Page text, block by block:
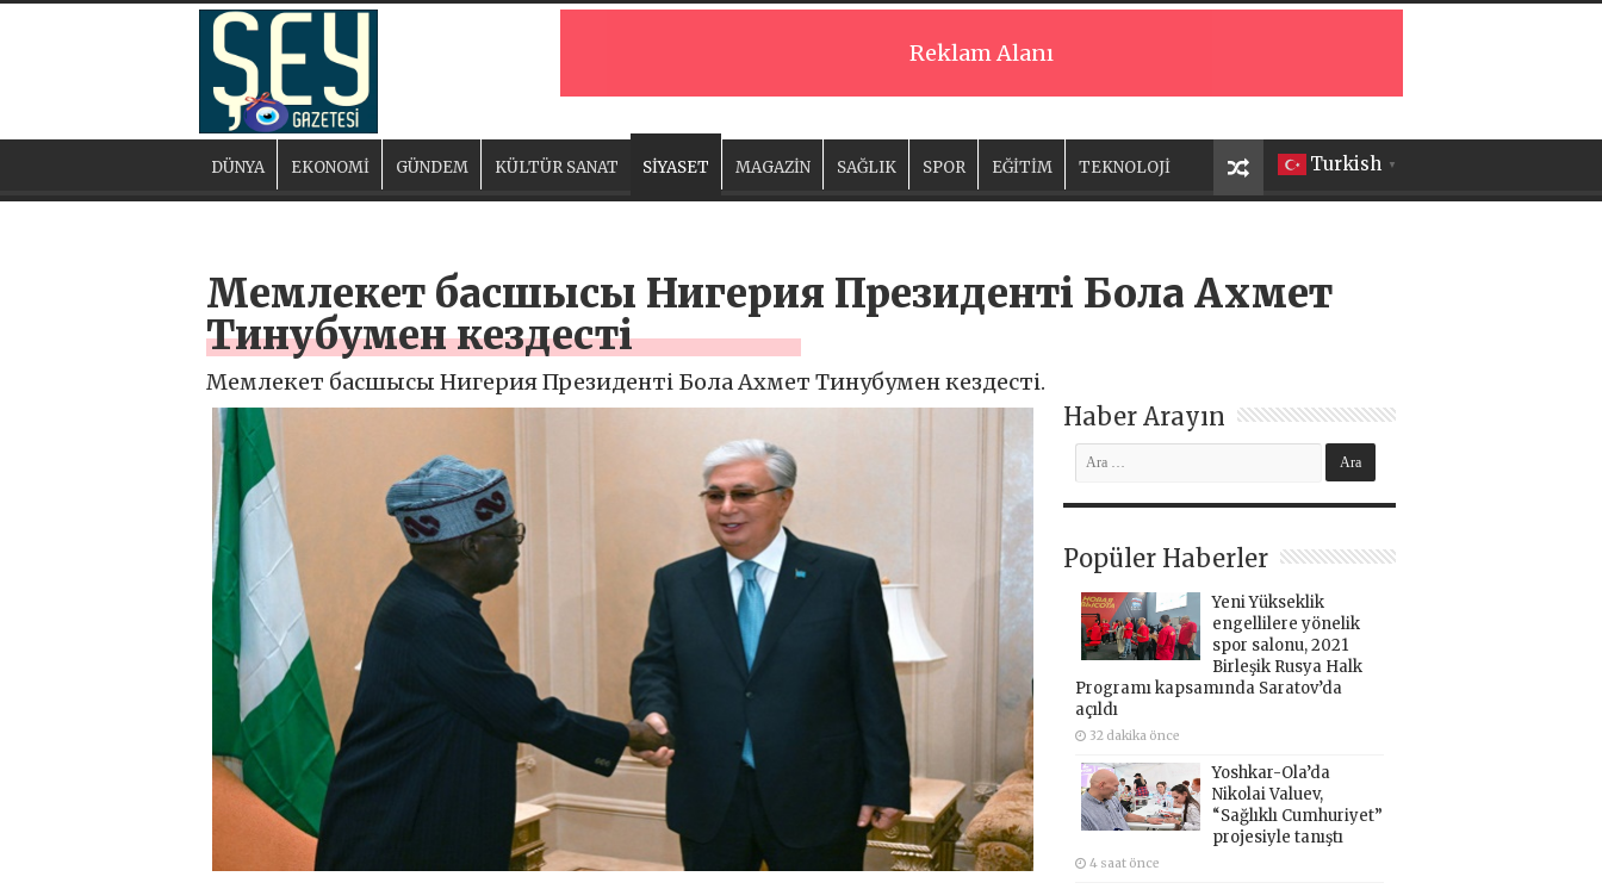
Reklam Alanı
Turkish ▼
DÜNYA EKONOMİ GÜNDEM KÜLTÜR SANAT SİYASET MAGAZİN SAĞLIK SPOR EĞİTİM TEKNOLOJİ
Мемлекет басшысы Нигерия Президенті Бола Ахмет
Тинубумен кездесті
Мемлекет басшысы Нигерия Президенті Бола Ахмет Тинубумен кездесті.
Haber Arayın
Popüler Haberler
Yeni Yükseklik
engellilere yönelik
spor salonu, 2021
Birleşik Rusya Halk
Programı kapsamında Saratov’da
açıldı
32 dakika önce
Yoshkar-Ola’da
Nikolai Valuev,
“Sağlıklı Cumhuriyet”
projesiyle tanıştı
4 saat önce